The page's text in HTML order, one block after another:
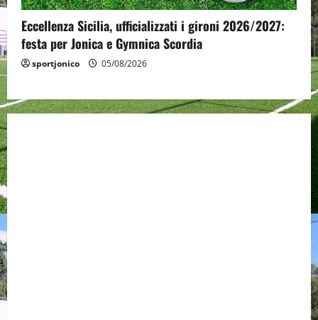
Eccellenza Sicilia, ufficializzati i gironi 2026/2027:
festa per Jonica e Gymnica Scordia
sportjonico 05/08/2026